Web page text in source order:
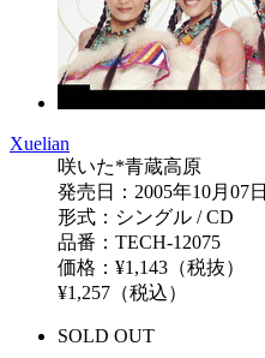
Xuelian
咲いた*青蔵高原
発売日：2005年10月07日
形式：シングル / CD
品番：TECH-12075
価格：¥1,143（税抜）
¥1,257（税込）
SOLD OUT